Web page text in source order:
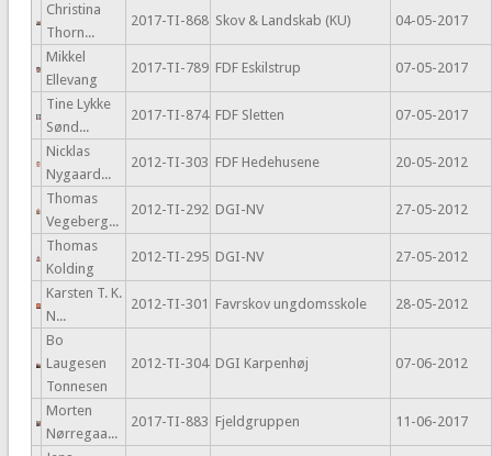
Christina
Thorn...
2017-TI-868 Skov & Landskab (KU) 04-05-2017
Mikkel
Ellevang
2017-TI-789 FDF Eskilstrup 07-05-2017
Tine Lykke
Sønd...
2017-TI-874 FDF Sletten 07-05-2017
Nicklas
Nygaard...
2012-TI-303 FDF Hedehusene 20-05-2012
Thomas
Vegeberg...
2012-TI-292 DGI-NV 27-05-2012
Thomas
Kolding
2012-TI-295 DGI-NV 27-05-2012
Karsten T. K.
N...
2012-TI-301 Favrskov ungdomsskole 28-05-2012
Bo
Laugesen
Tonnesen
2012-TI-304 DGI Karpenhøj 07-06-2012
Morten
Nørregaa...
2017-TI-883 Fjeldgruppen 11-06-2017